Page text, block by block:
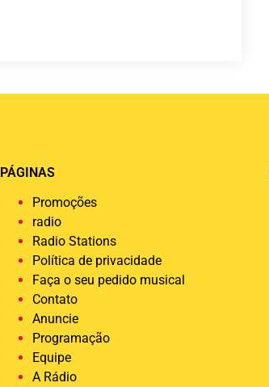
PÁGINAS
Promoções
radio
Radio Stations
Política de privacidade
Faça o seu pedido musical
Contato
Anuncie
Programação
Equipe
A Rádio